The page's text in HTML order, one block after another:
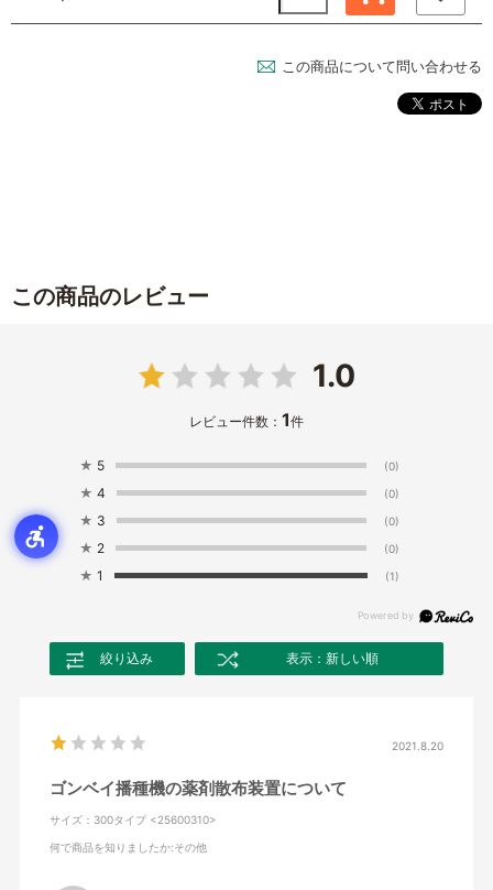
この商品について問い合わせる
この商品のレビュー
1.0
レビュー件数： 1件
★ 5 (0)
★ 4 (0)
★ 3 (0)
★ 2 (0)
★ 1 (1)
絞り込み 表示：新しい順
2021.8.20
ゴンベイ播種機の薬剤散布装置について
サイズ：300タイプ <25600310>
何で商品を知りましたか:その他